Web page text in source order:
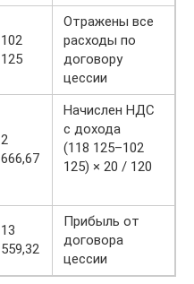
102
125
Отражены все
расходы по
договору
цессии
2
666,67
Начислен НДС
с дохода
(118 125–102
125) × 20 / 120
13
559,32
Прибыль от
договора
цессии